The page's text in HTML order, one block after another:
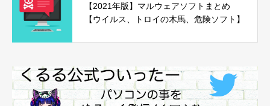
【2021年版】マルウェアソフトまとめ
【ウイルス、トロイの木馬、危険ソフト】